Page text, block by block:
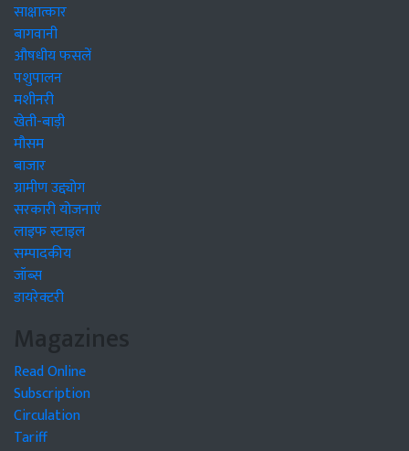
साक्षात्कार
बागवानी
औषधीय फसलें
पशुपालन
मशीनरी
खेती-बाड़ी
मौसम
बाजार
ग्रामीण उद्द्योग
सरकारी योजनाएं
लाइफ स्टाइल
सम्पादकीय
जॉब्स
डायरेक्टरी
Magazines
Read Online
Subscription
Circulation
Tariff